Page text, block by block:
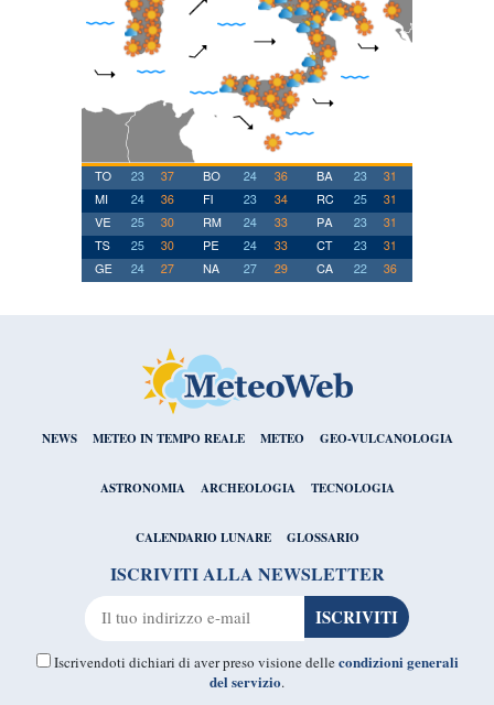
NEWS METEO IN TEMPO REALE METEO GEO-VULCANOLOGIA
ASTRONOMIA ARCHEOLOGIA TECNOLOGIA
CALENDARIO LUNARE GLOSSARIO
ISCRIVITI ALLA NEWSLETTER
Iscrivendoti dichiari di aver preso visione dellecondizioni generali
del servizio.